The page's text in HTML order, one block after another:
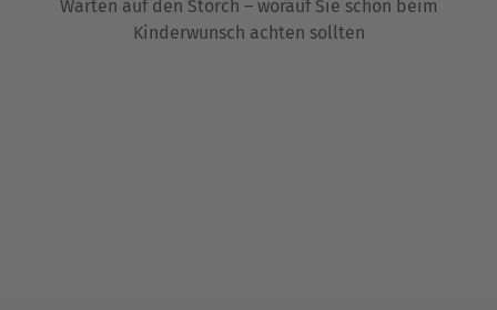
Warten auf den Storch – worauf Sie schon beim
Kinderwunsch achten sollten